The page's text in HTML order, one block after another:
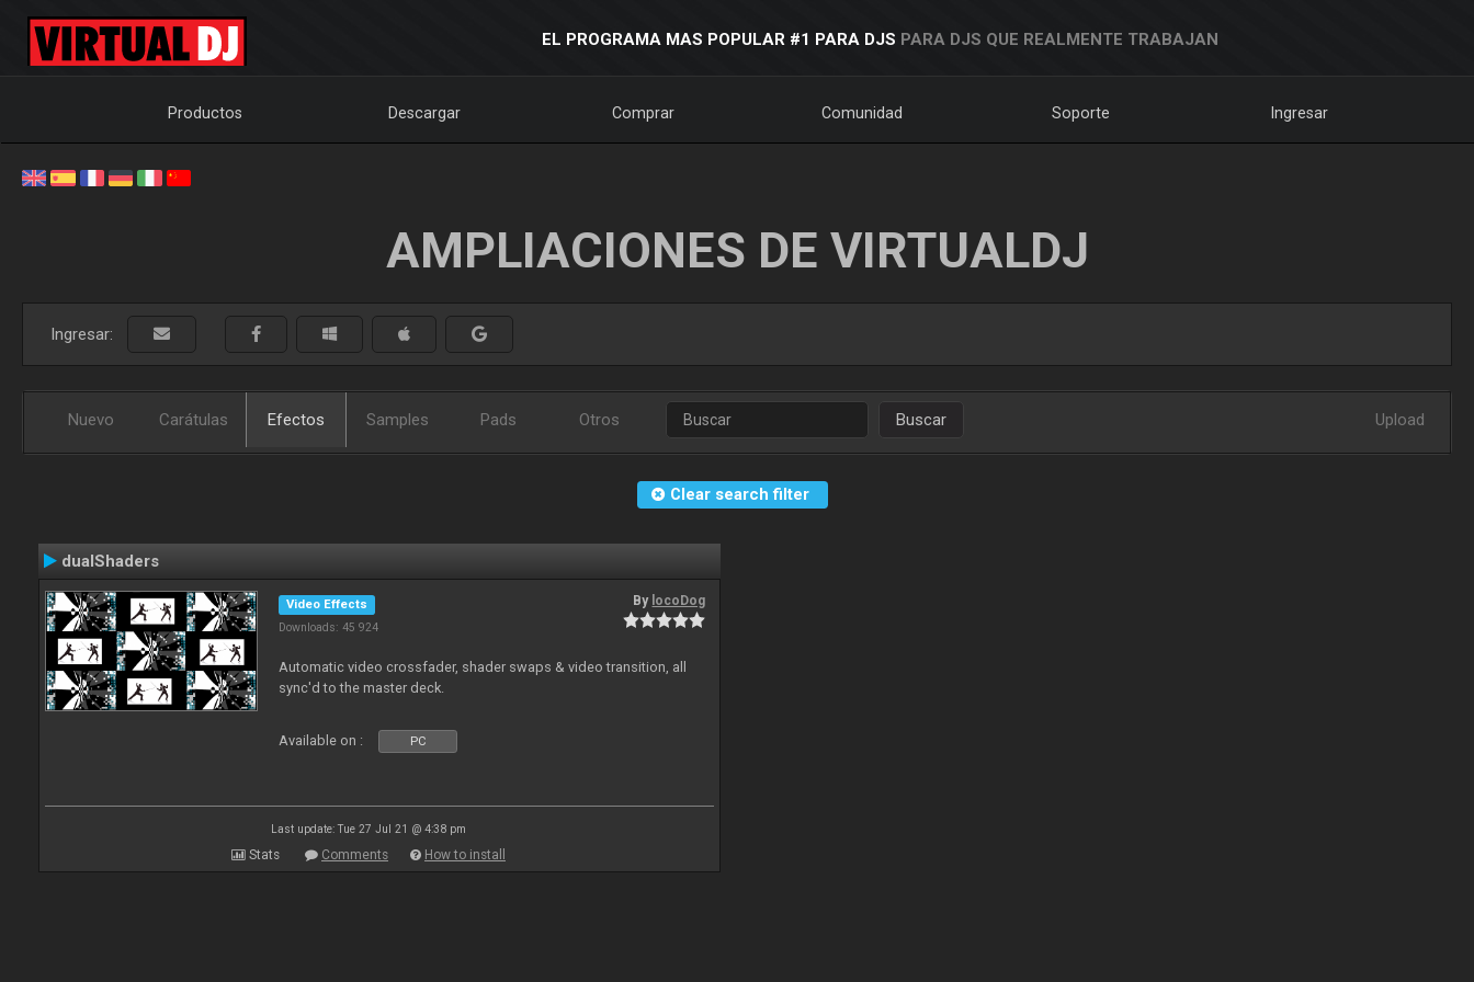
EL PROGRAMA MAS POPULAR #1 PARA DJS PARA DJS QUE REALMENTE TRABAJAN
Productos Descargar Comprar Comunidad Soporte Ingresar
AMPLIACIONES DE VIRTUALDJ
Ingresar:
Nuevo Carátulas Efectos Samples Pads Otros Buscar Upload
Clear search filter
dualShaders
Video Effects
Downloads: 45 924
By locoDog
Automatic video crossfader, shader swaps & video transition, all
sync'd to the master deck.
Available on : PC
Last update: Tue 27 Jul 21 @ 4:38 pm
Stats Comments How to install